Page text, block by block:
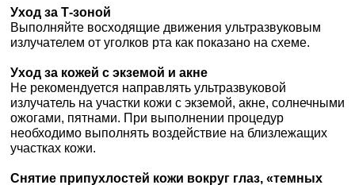
Уход за Т-зоной
Выполняйте восходящие движения ультразвуковым
излучателем от уголков рта как показано на схеме.
Уход за кожей с экземой и акне
Не рекомендуется направлять ультразвуковой
излучатель на участки кожи с экземой, акне, солнечными
ожогами, пятнами. При выполнении процедур
необходимо выполнять воздействие на близлежащих
участках кожи.
Снятие припухлостей кожи вокруг глаз, «темных